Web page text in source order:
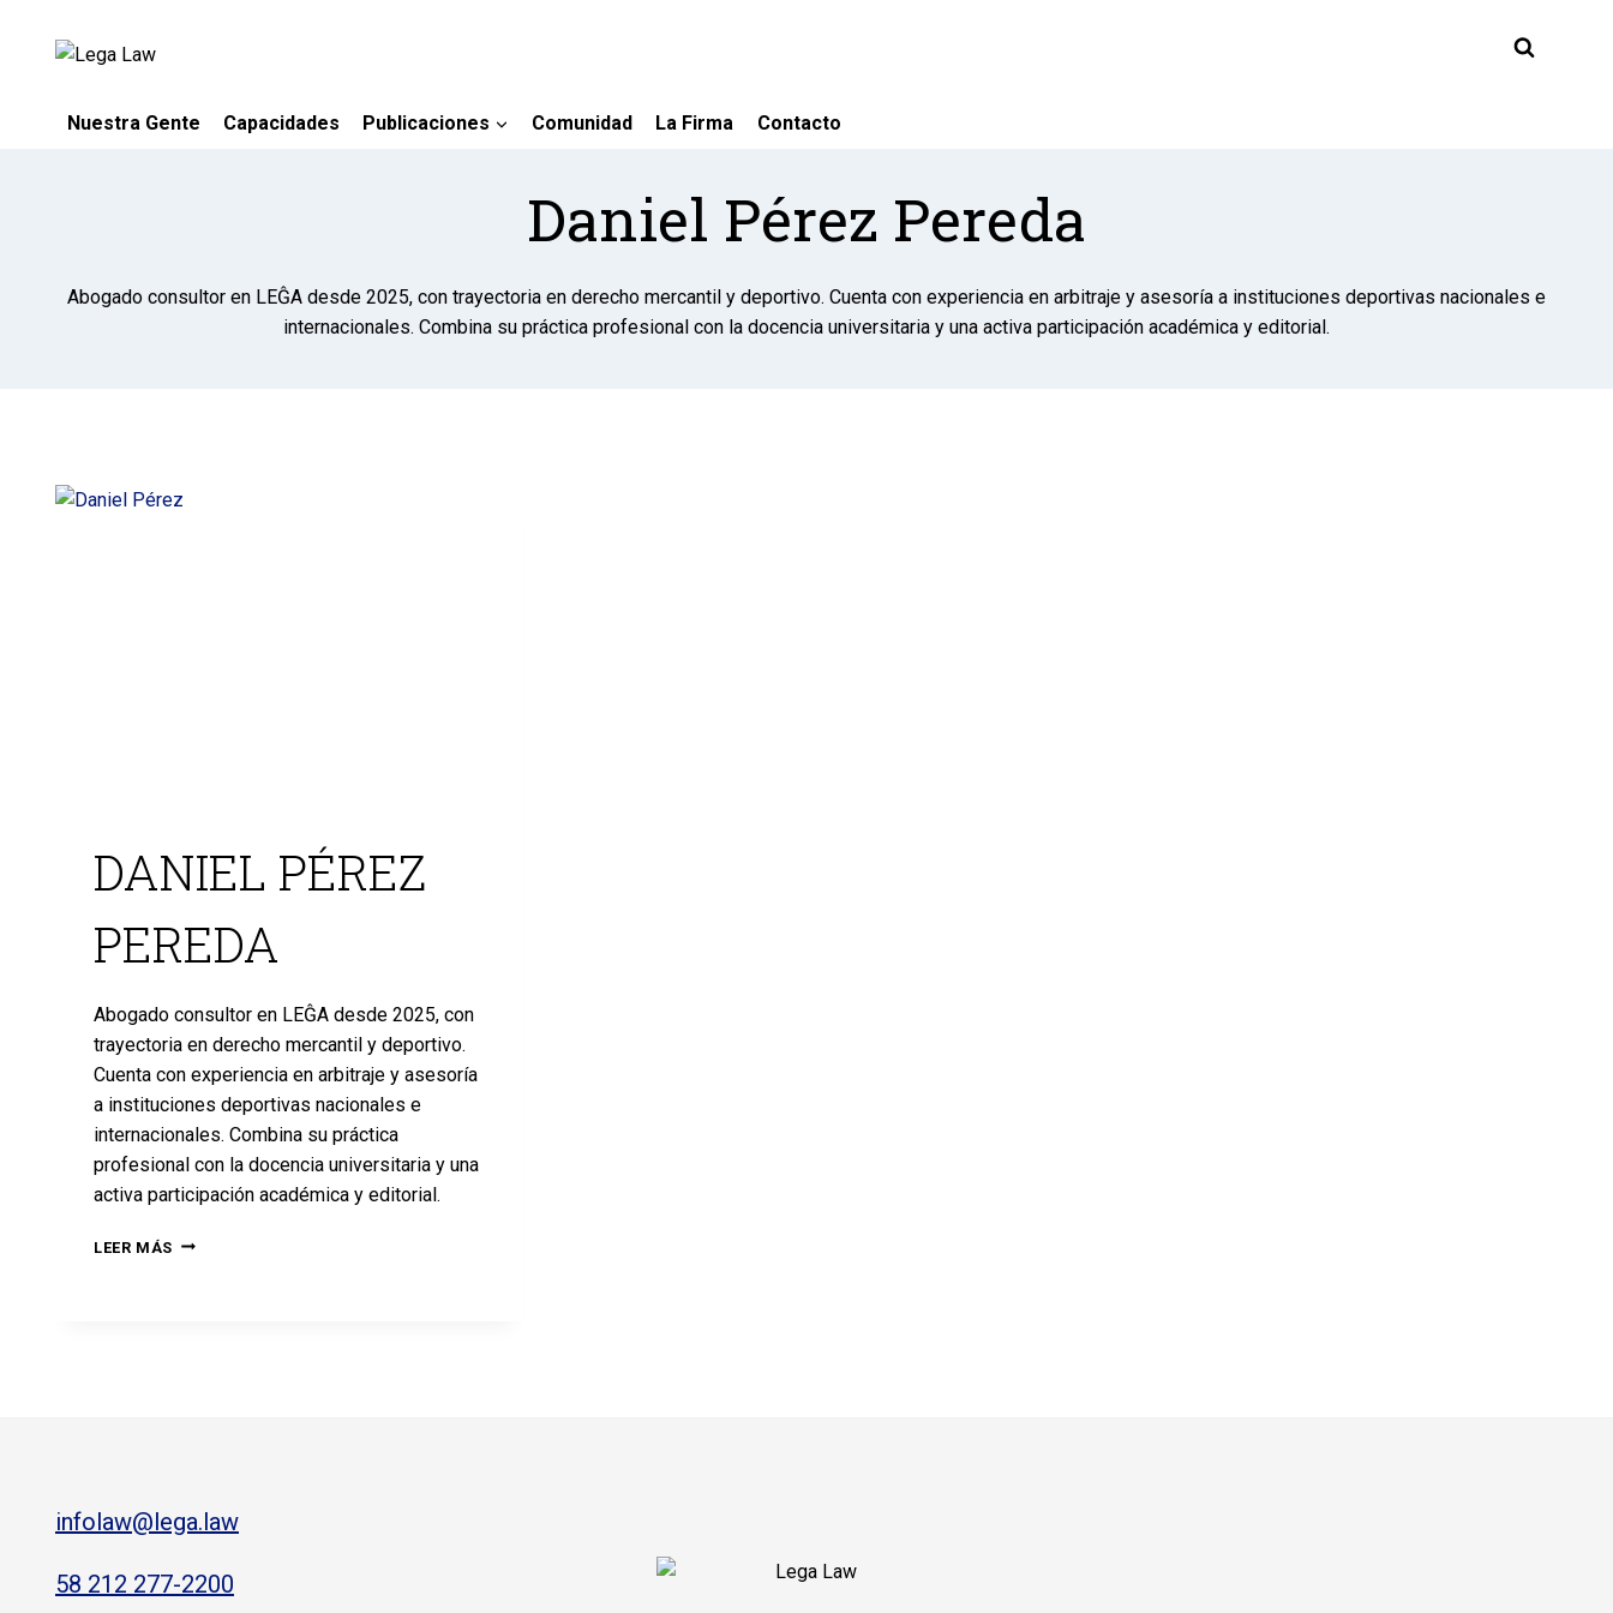
Nuestra Gente Capacidades Publicaciones Comunidad La Firma Contacto
Daniel Pérez Pereda
Abogado consultor en LEĜA desde 2025, con trayectoria en derecho mercantil y deportivo. Cuenta con experiencia en arbitraje y asesoría a instituciones deportivas nacionales e
internacionales. Combina su práctica profesional con la docencia universitaria y una activa participación académica y editorial.
DANIEL PÉREZ
PEREDA
Abogado consultor en LEĜA desde 2025, con
trayectoria en derecho mercantil y deportivo.
Cuenta con experiencia en arbitraje y asesoría
a instituciones deportivas nacionales e
internacionales. Combina su práctica
profesional con la docencia universitaria y una
activa participación académica y editorial.
LEER MÁS
infolaw@lega.law
58 212 277-2200